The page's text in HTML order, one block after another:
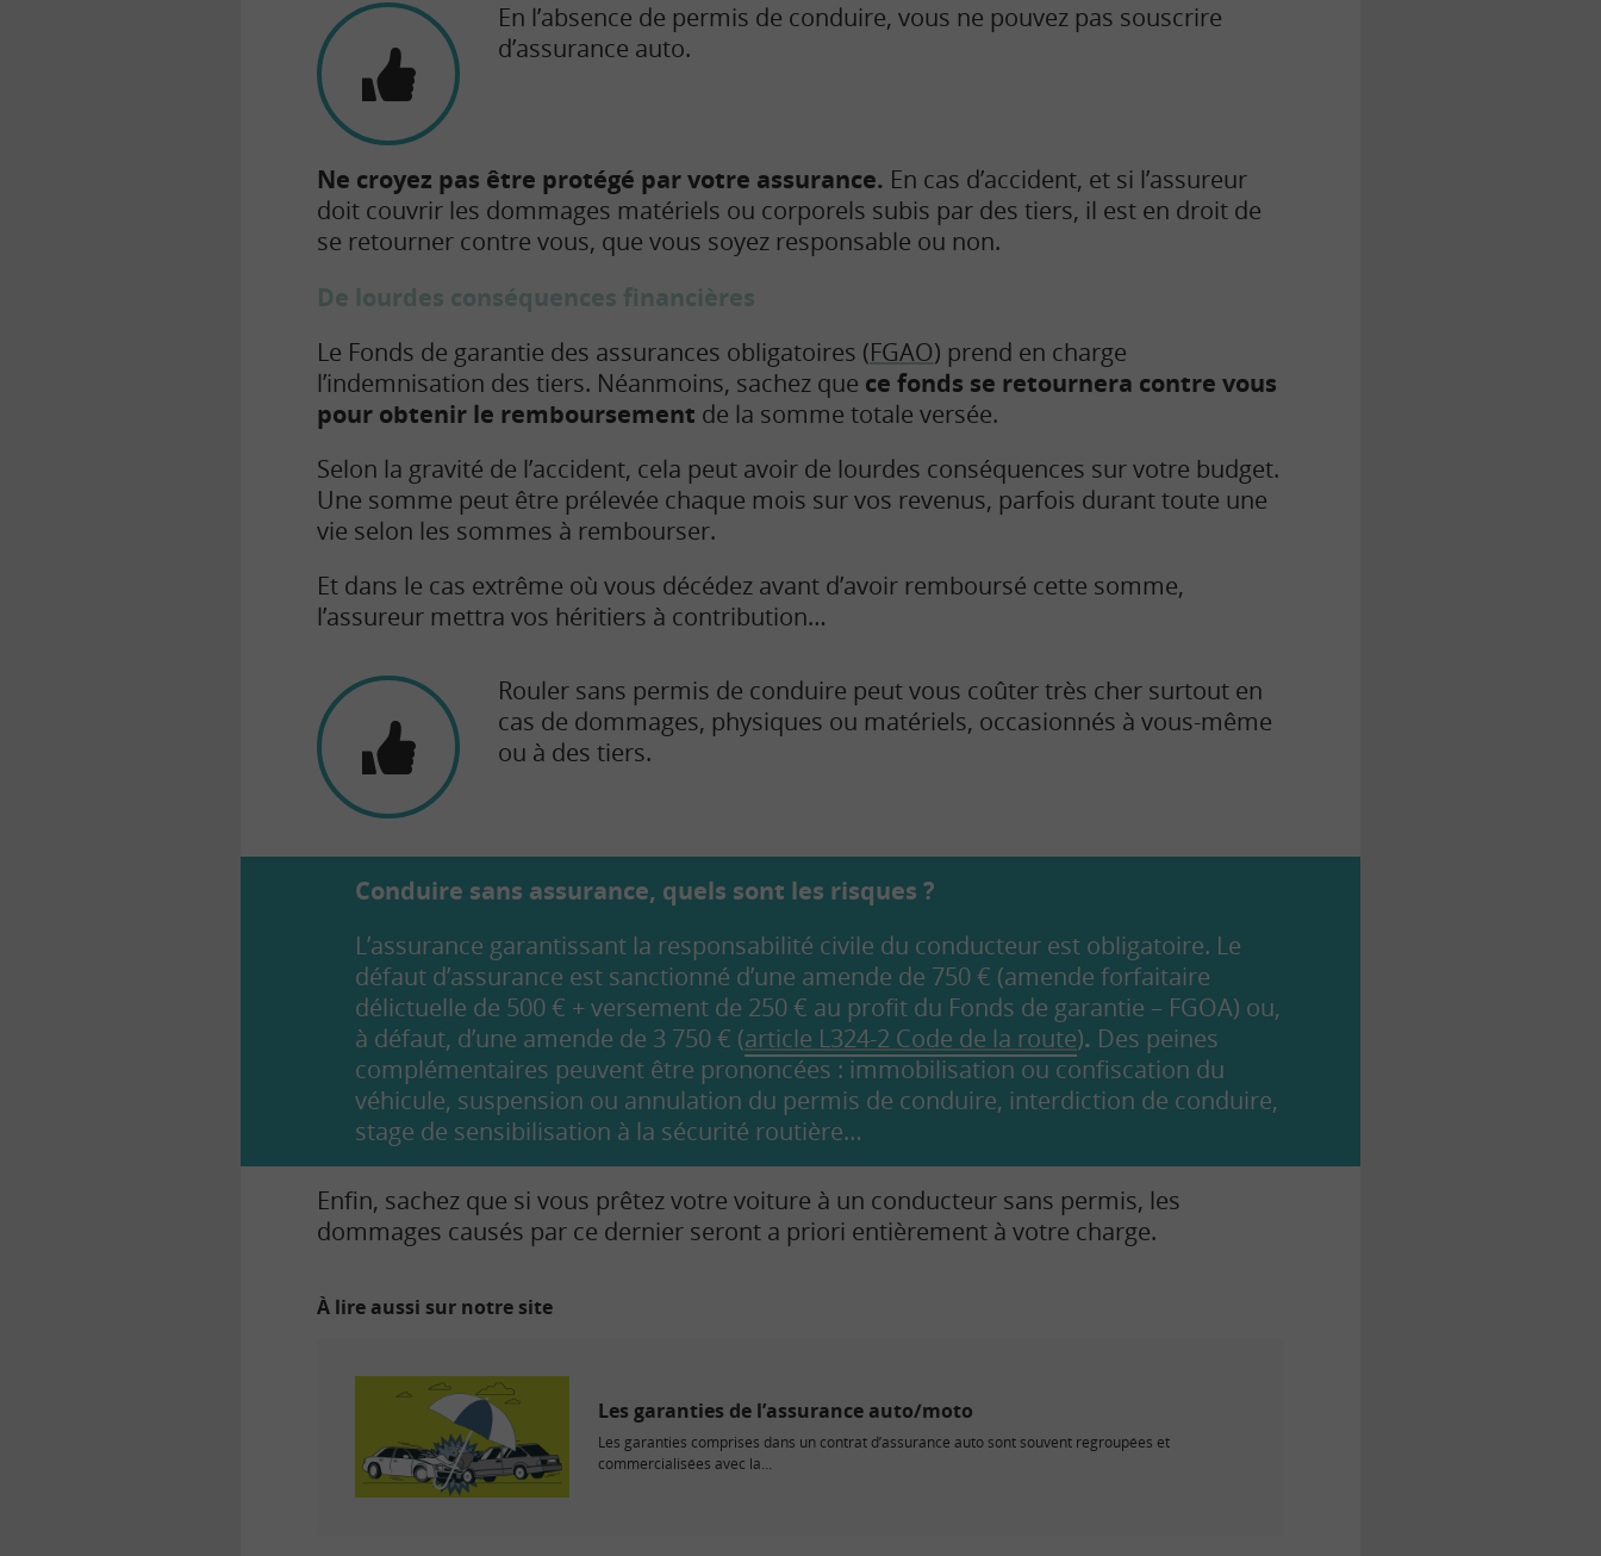
En l’absence de permis de conduire, vous ne pouvez pas souscrire
d’assurance auto.
Ne croyez pas être protégé par votre assurance. En cas d’accident, et si l’assureur
doit couvrir les dommages matériels ou corporels subis par des tiers, il est en droit de
se retourner contre vous, que vous soyez responsable ou non.
De lourdes conséquences financières
Le Fonds de garantie des assurances obligatoires (FGAO) prend en charge
l’indemnisation des tiers. Néanmoins, sachez que ce fonds se retournera contre vous
pour obtenir le remboursement de la somme totale versée.
Selon la gravité de l’accident, cela peut avoir de lourdes conséquences sur votre budget.
Une somme peut être prélevée chaque mois sur vos revenus, parfois durant toute une
vie selon les sommes à rembourser.
Et dans le cas extrême où vous décédez avant d’avoir remboursé cette somme,
l’assureur mettra vos héritiers à contribution…
Rouler sans permis de conduire peut vous coûter très cher surtout en
cas de dommages, physiques ou matériels, occasionnés à vous-même
ou à des tiers.
Conduire sans assurance, quels sont les risques ?
L’assurance garantissant la responsabilité civile du conducteur est obligatoire. Le
défaut d’assurance est sanctionné d’une amende de 750 € (amende forfaitaire
délictuelle de 500 € + versement de 250 € au profit du Fonds de garantie – FGOA) ou,
à défaut, d’une amende de 3 750 € (article L324-2 Code de la route). Des peines
complémentaires peuvent être prononcées : immobilisation ou confiscation du
véhicule, suspension ou annulation du permis de conduire, interdiction de conduire,
stage de sensibilisation à la sécurité routière…
Enfin, sachez que si vous prêtez votre voiture à un conducteur sans permis, les
dommages causés par ce dernier seront a priori entièrement à votre charge.
À lire aussi sur notre site
Les garanties de l’assurance auto/moto
Les garanties comprises dans un contrat d’assurance auto sont souvent regroupées et
commercialisées avec la…